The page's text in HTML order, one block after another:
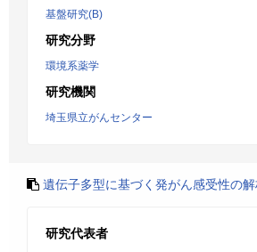
基盤研究(B)
研究分野
環境系薬学
研究機関
埼玉県立がんセンター
遺伝子多型に基づく発がん感受性の
研究代表者